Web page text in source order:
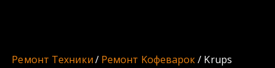
Ремонт Техники / Ремонт Kофеварок / Krups